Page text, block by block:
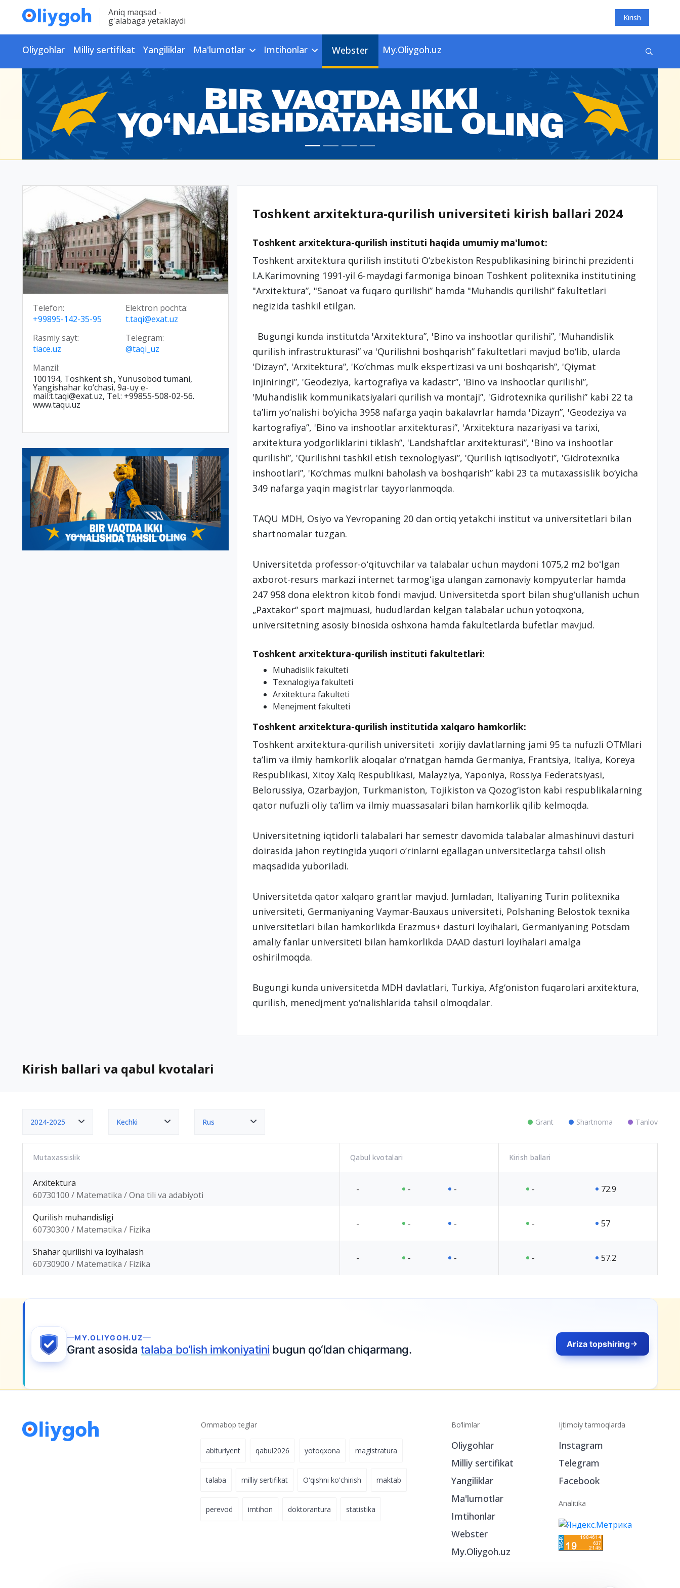
Aniq maqsad -
g'alabaga yetaklaydi Kirish
Oliygohlar Milliy sertifikat Yangiliklar Ma'lumotlar Imtihonlar Webster My.Oliygoh.uz
Telefon:
+99895-142-35-95
Elektron pochta:
t.taqi@exat.uz
Rasmiy sayt:
tiace.uz
Telegram:
@taqi_uz
Manzil:
100194, Toshkent sh., Yunusobod tumani,
Yangishahar ko‘chasi, 9a-uy e-
mail:t.taqi@exat.uz, Tel.: +99855-508-02-56.
www.taqu.uz
Toshkent arxitektura-qurilish universiteti kirish ballari 2024
Toshkent arxitektura-qurilish instituti haqida umumiy ma'lumot:
Toshkent arxitektura qurilish instituti O‘zbekiston Respublikasining birinchi prezidenti
I.A.Karimovning 1991-yil 6-maydagi farmoniga binoan Toshkent politexnika institutining
"Arxitektura”, "Sanoat va fuqaro qurilishi” hamda "Muhandis qurilishi” fakultetlari
negizida tashkil etilgan.
Bugungi kunda institutda 'Arxitektura”, 'Bino va inshootlar qurilishi”, 'Muhandislik
qurilish infrastrukturasi” va 'Qurilishni boshqarish” fakultetlari mavjud bo‘lib, ularda
'Dizayn”, 'Arxitektura”, 'Ko‘chmas mulk ekspertizasi va uni boshqarish”, 'Qiymat
injiniringi”, 'Geodeziya, kartografiya va kadastr”, 'Bino va inshootlar qurilishi”,
'Muhandislik kommunikatsiyalari qurilish va montaji”, 'Gidrotexnika qurilishi” kabi 22 ta
ta’lim yo‘nalishi bo‘yicha 3958 nafarga yaqin bakalavrlar hamda 'Dizayn”, 'Geodeziya va
kartografiya”, 'Bino va inshootlar arxitekturasi”, 'Arxitektura nazariyasi va tarixi,
arxitektura yodgorliklarini tiklash”, 'Landshaftlar arxitekturasi”, 'Bino va inshootlar
qurilishi”, 'Qurilishni tashkil etish texnologiyasi”, 'Qurilish iqtisodiyoti”, 'Gidrotexnika
inshootlari”, 'Ko‘chmas mulkni baholash va boshqarish” kabi 23 ta mutaxassislik bo‘yicha
349 nafarga yaqin magistrlar tayyorlanmoqda.
TAQU MDH, Osiyo va Yevropaning 20 dan ortiq yetakchi institut va universitetlari bilan
shartnomalar tuzgan.
Universitetda professor-oʻqituvchilar va talabalar uchun maydoni 1075,2 m2 boʻlgan
axborot-resurs markazi internet tarmogʻiga ulangan zamonaviy kompyuterlar hamda
247 958 dona elektron kitob fondi mavjud. Universitetda sport bilan shugʻullanish uchun
„Paxtakor“ sport majmuasi, hududlardan kelgan talabalar uchun yotoqxona,
universitetning asosiy binosida oshxona hamda fakultetlarda bufetlar mavjud.
Toshkent arxitektura-qurilish instituti fakultetlari:
Muhadislik fakulteti
Texnalogiya fakulteti
Arxitektura fakulteti
Menejment fakulteti
Toshkent arxitektura-qurilish institutida xalqaro hamkorlik:
Toshkent arxitektura-qurilish universiteti xorijiy davlatlarning jami 95 ta nufuzli OTMlari
ta’lim va ilmiy hamkorlik aloqalar o‘rnatgan hamda Germaniya, Frantsiya, Italiya, Koreya
Respublikasi, Xitoy Xalq Respublikasi, Malayziya, Yaponiya, Rossiya Federatsiyasi,
Belorussiya, Ozarbayjon, Turkmaniston, Tojikiston va Qozog‘iston kabi respublikalarning
qator nufuzli oliy ta’lim va ilmiy muassasalari bilan hamkorlik qilib kelmoqda.
Universitetning iqtidorli talabalari har semestr davomida talabalar almashinuvi dasturi
doirasida jahon reytingida yuqori o‘rinlarni egallagan universitetlarga tahsil olish
maqsadida yuboriladi.
Universitetda qator xalqaro grantlar mavjud. Jumladan, Italiyaning Turin politexnika
universiteti, Germaniyaning Vaymar-Bauxaus universiteti, Polshaning Belostok texnika
universitetlari bilan hamkorlikda Erazmus+ dasturi loyihalari, Germaniyaning Potsdam
amaliy fanlar universiteti bilan hamkorlikda DAAD dasturi loyihalari amalga
oshirilmoqda.
Bugungi kunda universitetda MDH davlatlari, Turkiya, Afg‘oniston fuqarolari arxitektura,
qurilish, menedjment yo‘nalishlarida tahsil olmoqdalar.
Kirish ballari va qabul kvotalari
2024-2025 Kechki Rus Grant Shartnoma Tanlov
Mutaxassislik Qabul kvotalari Kirish ballari
Arxitektura
60730100 / Matematika / Ona tili va adabiyoti
- - - - 72.9
Qurilish muhandisligi
60730300 / Matematika / Fizika
- - - - 57
Shahar qurilishi va loyihalash
60730900 / Matematika / Fizika
- - - - 57.2
imkoniyatinibugun qo‘ldan chiqarmang.
Ommabop teglar
abituriyent qabul2026 yotoqxona magistratura
talaba milliy sertifikat O'qishni ko'chirish maktab
perevod imtihon doktorantura statistika
Bo‘limlar
Oliygohlar
Milliy sertifikat
Yangiliklar
Ma'lumotlar
Imtihonlar
Webster
My.Oliygoh.uz
Ijtimoiy tarmoqlarda
Instagram
Telegram
Facebook
Analitika